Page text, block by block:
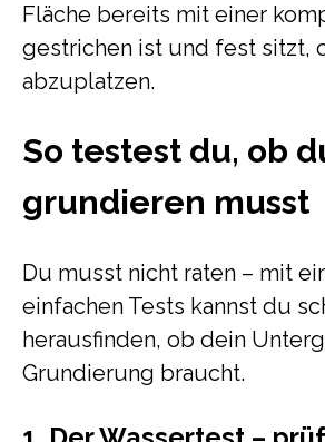
Fläche bereits mit einer
gestrichen ist und fest sitzt,
abzuplatzen.
So testest du, ob
grundieren musst
Du musst nicht raten – mit
einfachen Tests kannst du
herausfinden, ob dein
Grundierung braucht.